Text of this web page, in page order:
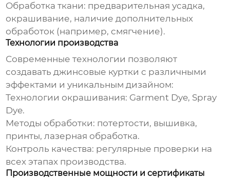
Обработка ткани: предварительная усадка,
окрашивание, наличие дополнительных
обработок (например, смягчение).
Технологии производства
Современные технологии позволяют
создаватьджинсовые куртки с различными
эффектами и уникальным дизайном:
Технологии окрашивания: Garment Dye, Spray
Dye.
Методы обработки: потертости, вышивка,
принты, лазерная обработка.
Контроль качества: регулярные проверки на
всех этапах производства.
Производственные мощности и сертификаты